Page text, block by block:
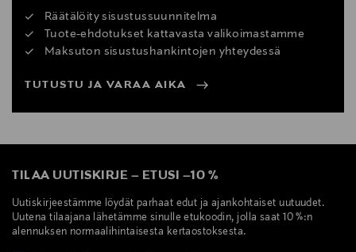
Räätälöity sisustussuunnitelma
Tuote-ehdotukset kattavasta valikoimastamme
Maksuton sisustushankintojen yhteydessä
TUTUSTU JA VARAA AIKA
TILAA UUTISKIRJE – ETUSI –10 %
Uutiskirjeestämme löydät parhaat edut ja ajankohtaiset uutuudet.
Uutena tilaajana lähetämme sinulle etukoodin, jolla saat 10 %:n
alennuksen normaalihintaisesta kertaostoksesta.